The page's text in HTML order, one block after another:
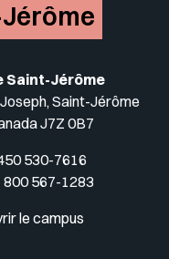
Saint-Jérôme
Saint-Jérôme
J7Z 0B7
530-7616
800 567-1283
le campus